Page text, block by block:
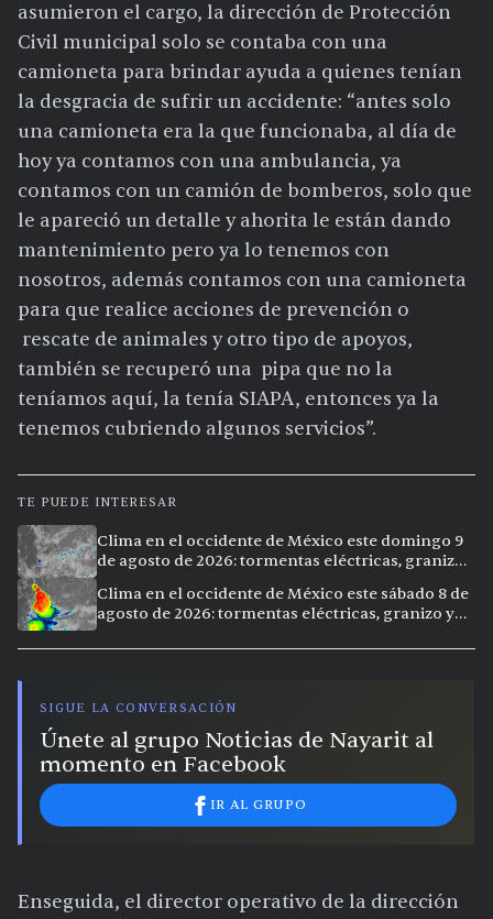
asumieron el cargo, la dirección de Protección
Civil municipal solo se contaba con una
camioneta para brindar ayuda a quienes tenían
la desgracia de sufrir un accidente: “antes solo
una camioneta era la que funcionaba, al día de
hoy ya contamos con una ambulancia, ya
contamos con un camión de bomberos, solo que
le apareció un detalle y ahorita le están dando
mantenimiento pero ya lo tenemos con
nosotros, además contamos con una camioneta
para que realice acciones de prevención o
rescate de animales y otro tipo de apoyos,
también se recuperó una pipa que no la
teníamos aquí, la tenía SIAPA, entonces ya la
tenemos cubriendo algunos servicios”.
TE PUEDE INTERESAR
Clima en el occidente de México este domingo 9
de agosto de 2026: tormentas eléctricas, granizo
Clima en el occidente de México este sábado 8 de
agosto de 2026: tormentas eléctricas, granizo y
SIGUE LA CONVERSACIÓN
Únete al grupo Noticias de Nayarit al
momento en Facebook
IR AL GRUPO
Enseguida, el director operativo de la dirección